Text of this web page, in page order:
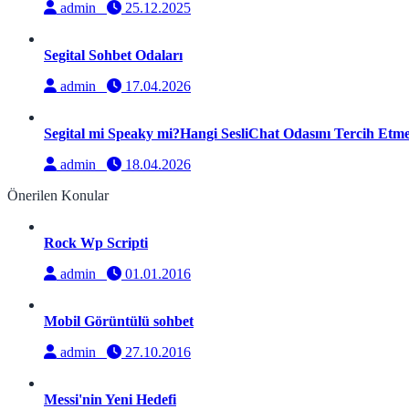
admin
25.12.2025
Segital Sohbet Odaları
admin
17.04.2026
Segital mi Speaky mi?Hangi SesliChat Odasını Tercih
admin
18.04.2026
Önerilen Konular
Rock Wp Scripti
admin
01.01.2016
Mobil Görüntülü sohbet
admin
27.10.2016
Messi'nin Yeni Hedefi